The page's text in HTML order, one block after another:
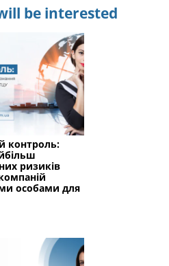
be interested
контроль:
ризиків
особами для